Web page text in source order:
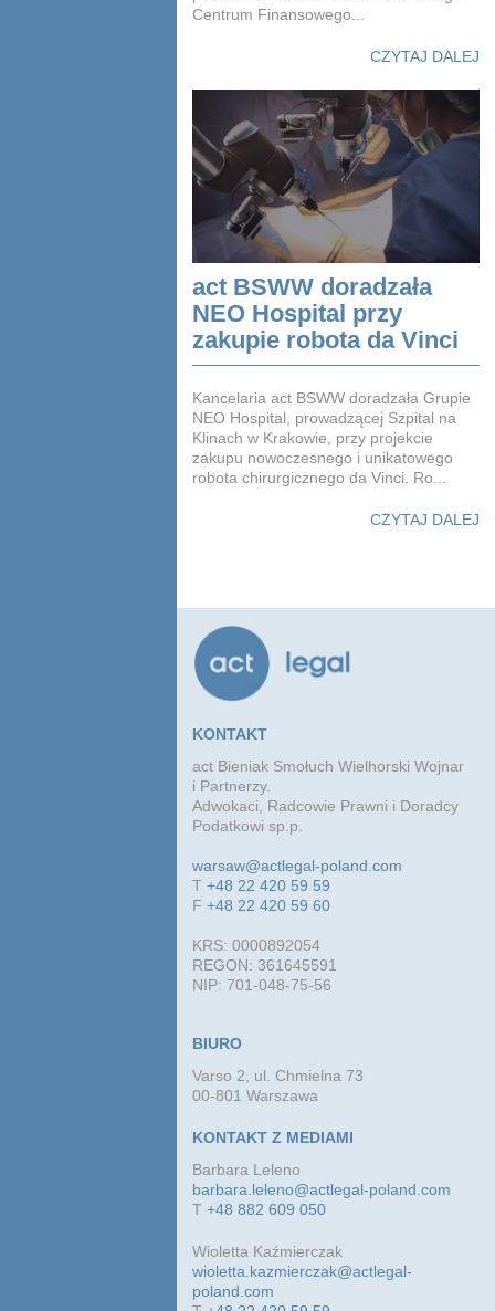
Centrum Finansowego...
CZYTAJ DALEJ
act BSWW doradzała
NEO Hospital przy
zakupie robota da Vinci
Kancelaria act BSWW doradzała Grupie
NEO Hospital, prowadzącej Szpital na
Klinach w Krakowie, przy projekcie
zakupu nowoczesnego i unikatowego
robota chirurgicznego da Vinci. Ro...
CZYTAJ DALEJ
KONTAKT
act Bieniak Smołuch Wielhorski Wojnar
i Partnerzy.
Adwokaci, Radcowie Prawni i Doradcy
Podatkowi sp.p.
warsaw@actlegal-poland.com
T+48 22 420 59 59
F+48 22 420 59 60
KRS: 0000892054
REGON: 361645591
NIP: 701-048-75-56
BIURO
Varso 2, ul. Chmielna 73
00-801 Warszawa
KONTAKT Z MEDIAMI
Barbara Leleno
barbara.leleno@actlegal-poland.com
T+48 882 609 050
Wioletta Kaźmierczak
wioletta.kazmierczak@actlegal-
poland.com